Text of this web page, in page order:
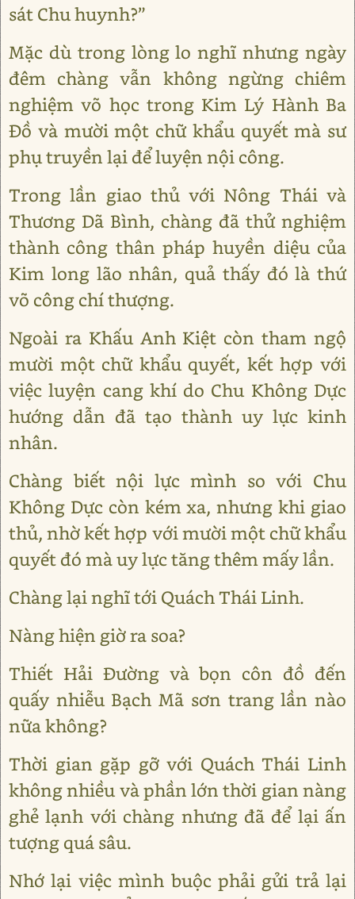
sát Chu huynh?”
Mặc dù trong lòng lo nghĩ nhưng ngày
đêm chàng vẫn không ngừng chiêm
nghiệm võ học trong Kim Lý Hành Ba
Đồ và mười một chữ khẩu quyết mà sư
phụ truyền lại để luyện nội công.
Trong lần giao thủ với Nông Thái và
Thương Dã Bình, chàng đã thử nghiệm
thành công thân pháp huyền diệu của
Kim long lão nhân, quả thấy đó là thứ
võ công chí thượng.
Ngoài ra Khấu Anh Kiệt còn tham ngộ
mười một chữ khẩu quyết, kết hợp với
việc luyện cang khí do Chu Không Dực
hướng dẫn đã tạo thành uy lực kinh
nhân.
Chàng biết nội lực mình so với Chu
Không Dực còn kém xa, nhưng khi giao
thủ, nhờ kết hợp với mười một chữ khẩu
quyết đó mà uy lực tăng thêm mấy lần.
Chàng lại nghĩ tới Quách Thái Linh.
Nàng hiện giờ ra soa?
Thiết Hải Đường và bọn côn đồ đến
quấy nhiễu Bạch Mã sơn trang lần nào
nữa không?
Thời gian gặp gỡ với Quách Thái Linh
không nhiều và phần lớn thời gian nàng
ghẻ lạnh với chàng nhưng đã để lại ấn
tượng quá sâu.
Nhớ lại việc mình buộc phải gửi trả lại